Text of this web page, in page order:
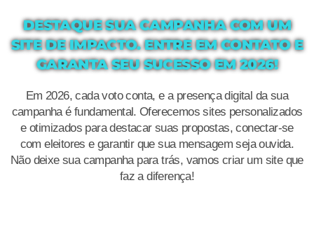
DESTAQUE SUA CAMPANHA COM UM
SITE DE IMPACTO. ENTRE EM CONTATO E
GARANTA SEU SUCESSO EM 2026!
Em 2026, cada voto conta, e a presença digital da sua
campanha é fundamental. Oferecemos sites personalizados
e otimizados para destacar suas propostas, conectar-se
com eleitores e garantir que sua mensagem seja ouvida.
Não deixe sua campanha para trás, vamos criar um site que
faz a diferença!